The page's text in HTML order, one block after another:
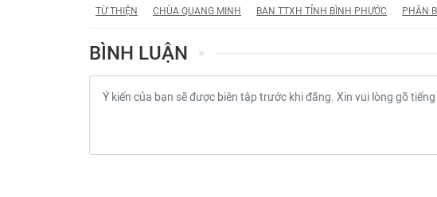
TỪ THIỆN CHÙA QUANG MINH BAN TTXH TỈNH BÌNH PHƯỚC PHÂN
BÌNH LUẬN